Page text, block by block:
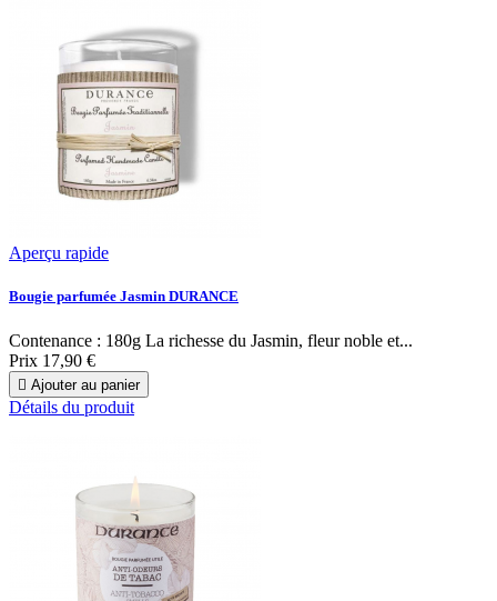
Aperçu rapide
Bougie parfumée Jasmin DURANCE
Contenance : 180g La richesse du Jasmin, fleur noble et...
Prix 17,90 €
 Ajouter au panier
Détails du produit